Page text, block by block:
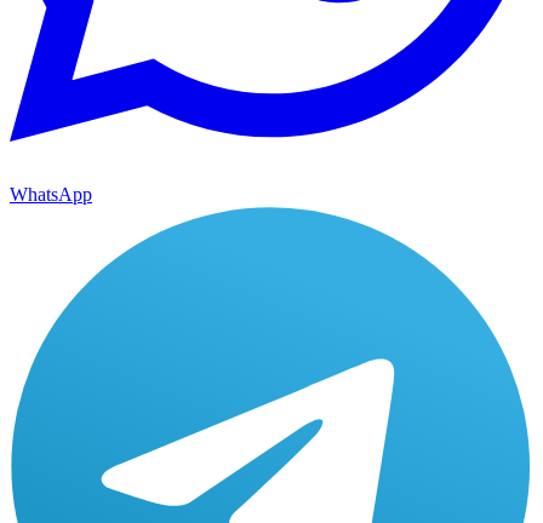
WhatsApp